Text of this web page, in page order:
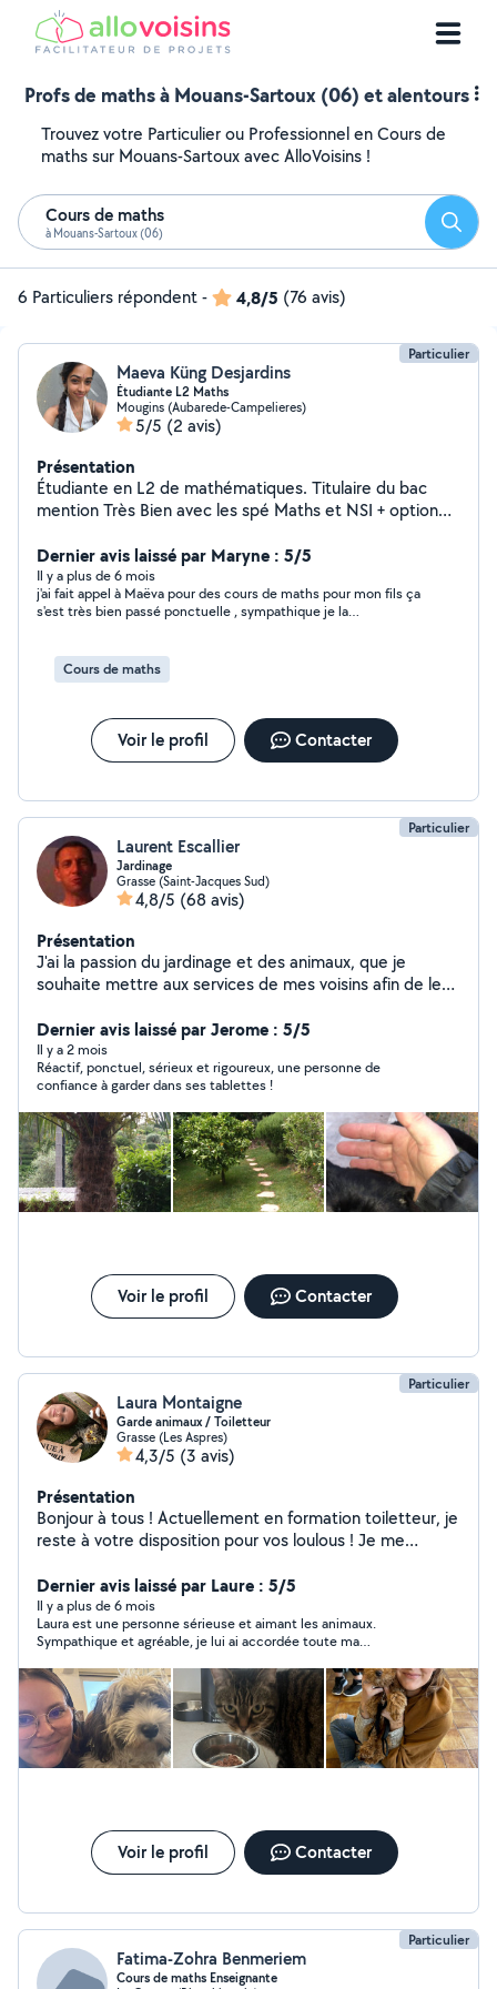
Profs de maths à Mouans-Sartoux (06) et alentours
Trouvez votre Particulier ou Professionnel en Cours de
maths sur Mouans-Sartoux avec AlloVoisins !
Cours de maths
à Mouans-Sartoux (06)
6 Particuliers répondent- 4,8/5 (76 avis)
Particulier
Maeva Küng Desjardins
Étudiante L2 Maths
Mougins (Aubarede-Campelieres)
5/5 (2 avis)
Présentation
Étudiante en L2 de mathématiques. Titulaire du bac
mention Très Bien avec les spé Maths et NSI + option
domicile.
Dernier avis laissé par Maryne : 5/5
Il y a plus de 6 mois
j'ai fait appel à Maëva pour des cours de maths pour mon fils ça
s'est très bien passé ponctuelle , sympathique je la
Cours de maths
Voir le profil Contacter
Particulier
Laurent Escallier
Jardinage
Grasse (Saint-Jacques Sud)
4,8/5 (68 avis)
Présentation
J'ai la passion du jardinage et des animaux, que je
souhaite mettre aux services de mes voisins afin de les
Dernier avis laissé par Jerome : 5/5
Il y a 2 mois
Réactif, ponctuel, sérieux et rigoureux, une personne de
confiance à garder dans ses tablettes !
Voir le profil Contacter
Particulier
Laura Montaigne
Garde animaux / Toiletteur
Grasse (Les Aspres)
4,3/5 (3 avis)
Présentation
Bonjour à tous ! Actuellement en formation toiletteur, je
reste à votre disposition pour vos loulous ! Je me
pendant vos absences !
Dernier avis laissé par Laure : 5/5
Il y a plus de 6 mois
Laura est une personne sérieuse et aimant les animaux.
Sympathique et agréable, je lui ai accordée toute ma
conseille vivement !
Voir le profil Contacter
Particulier
Fatima-Zohra Benmeriem
Cours de maths Enseignante